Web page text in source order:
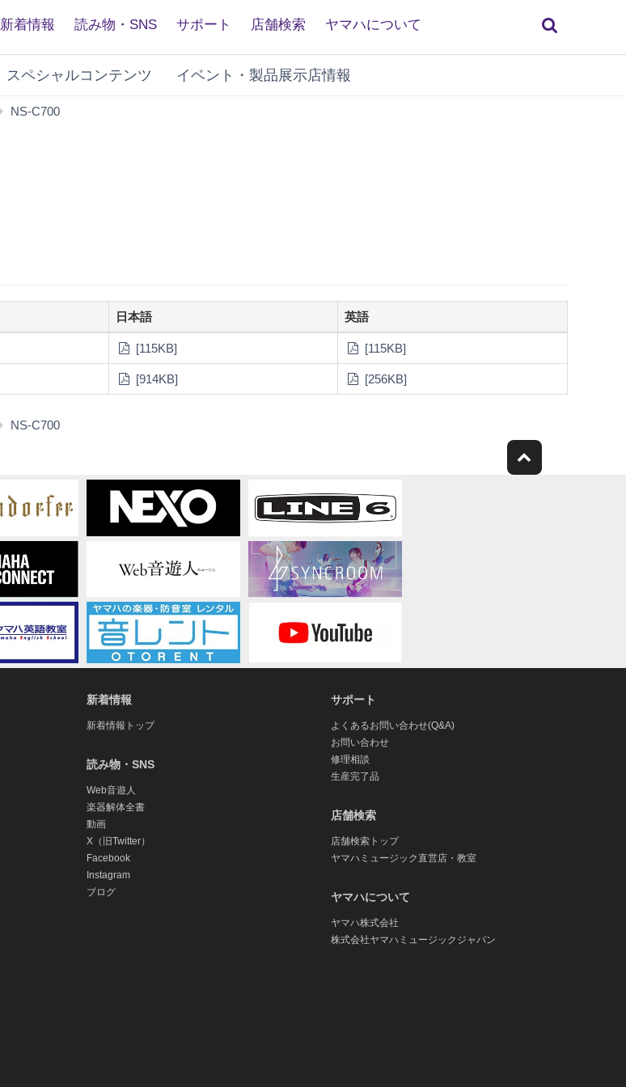
新着情報 読み物・SNS サポート 店舗検索 ヤマハについて
スペシャルコンテンツ イベント・製品展示店情報
NS-C700
日本語 英語
[115KB] [115KB]
[914KB] [256KB]
NS-C700
ド
新着情報
新着情報トップ
読み物・SNS
Web音遊人
楽器解体全書
動画
X（旧Twitter）
Facebook
Instagram
ブログ
サポート
よくあるお問い合わせ(Q&A)
お問い合わせ
修理相談
生産完了品
店舗検索
店舗検索トップ
ヤマハミュージック直営店・教室
ヤマハについて
ヤマハ株式会社
株式会社ヤマハミュージックジャパン